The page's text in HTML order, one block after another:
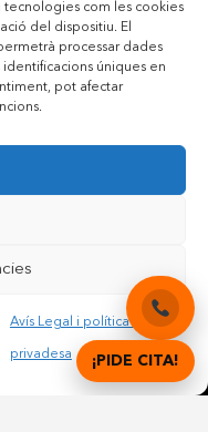
tecnologies com les cookies
del dispositiu. El
processar dades
úniques en
pot afectar
Avís Legal i política de
privadesa ¡PIDE CITA!